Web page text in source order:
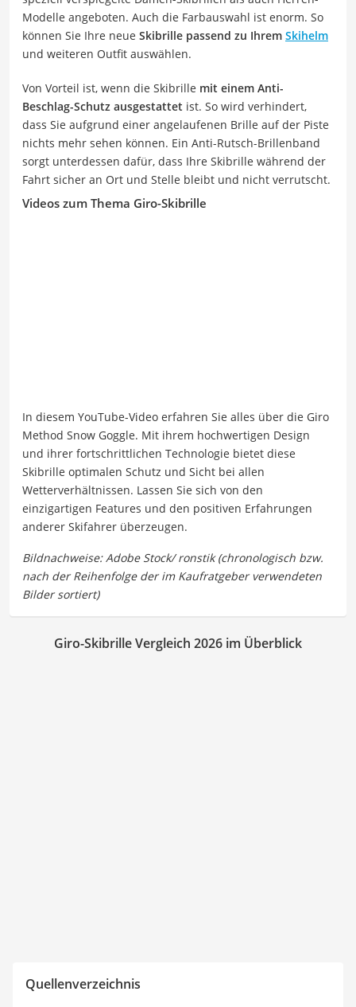
Modelle angeboten. Auch die Farbauswahl ist enorm. So
können Sie Ihre neue Skibrille passend zu Ihrem Skihelm
und weiteren Outfit auswählen.
Von Vorteil ist, wenn die Skibrille mit einem Anti-
Beschlag-Schutz ausgestattet ist. So wird verhindert,
dass Sie aufgrund einer angelaufenen Brille auf der Piste
nichts mehr sehen können. Ein Anti-Rutsch-Brillenband
sorgt unterdessen dafür, dass Ihre Skibrille während der
Fahrt sicher an Ort und Stelle bleibt und nicht verrutscht.
Videos zum Thema Giro-Skibrille
In diesem YouTube-Video erfahren Sie alles über die Giro
Method Snow Goggle. Mit ihrem hochwertigen Design
und ihrer fortschrittlichen Technologie bietet diese
Skibrille optimalen Schutz und Sicht bei allen
Wetterverhältnissen. Lassen Sie sich von den
einzigartigen Features und den positiven Erfahrungen
anderer Skifahrer überzeugen.
Giro-Skibrille Vergleich 2026 im Überblick
Quellenverzeichnis